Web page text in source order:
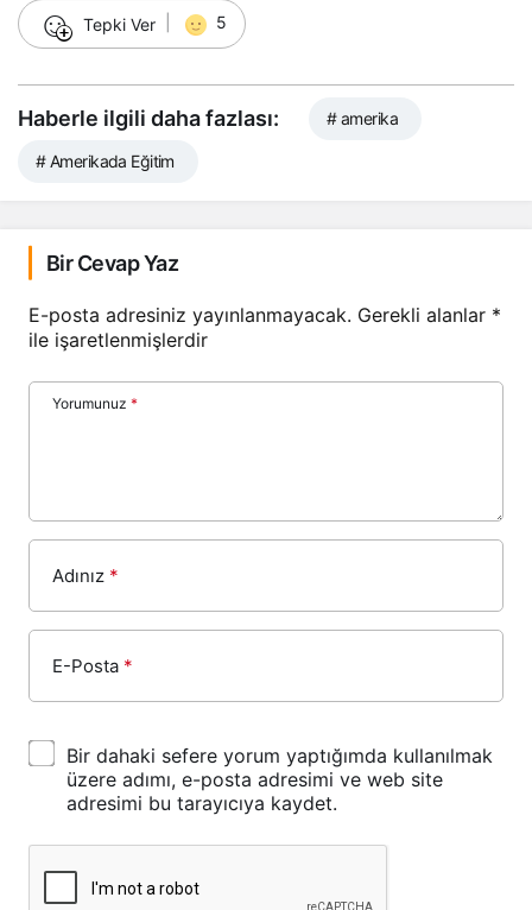
☺ Tepki Ver 5
Haberle ilgili daha fazlası: # amerika
# Amerikada Eğitim
Bir Cevap Yaz
E-posta adresiniz yayınlanmayacak. Gerekli alanlar *
ile işaretlenmişlerdir
Yorumunuz *
Adınız *
E-Posta *
Bir dahaki sefere yorum yaptığımda kullanılmak
üzere adımı, e-posta adresimi ve web site
adresimi bu tarayıcıya kaydet.